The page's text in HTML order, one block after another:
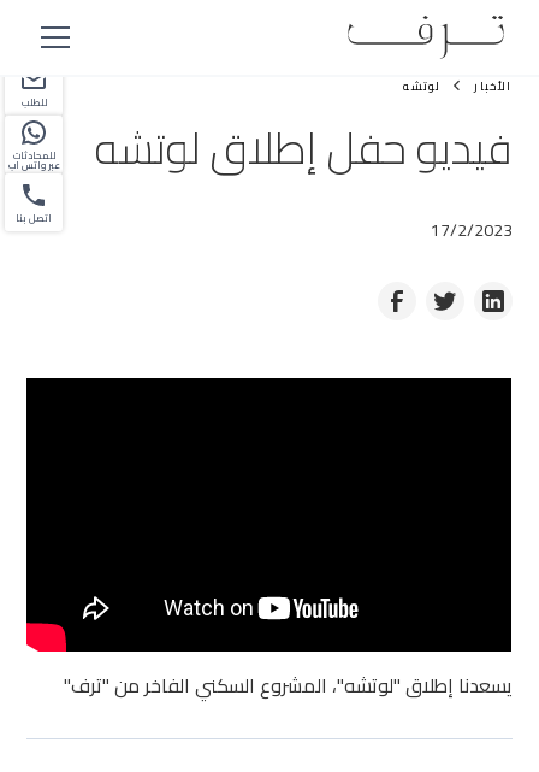
شريك
للطلب
للمحادثات
عبر واتس اب
اتصل بنا
الأخبار لوتشه
فيديو حفل إطلاق لوتشه
17/2/2023
يسعدنا إطلاق "لوتشه"، المشروع السكني الفاخر من "ترف"